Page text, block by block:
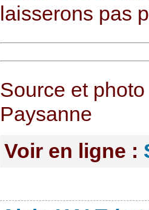
laisserons pas
Source et
Paysanne
Voir en ligne :